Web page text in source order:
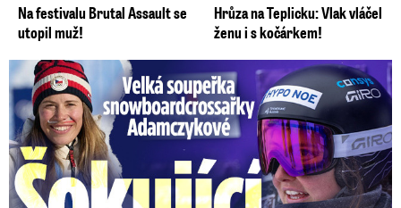
Na festivalu Brutal Assault se
utopil muž!
Hrůza na Teplicku: Vlak vláčel
ženu i s kočárkem!
Velká soupeřka Adamczykové: Šokující konec!